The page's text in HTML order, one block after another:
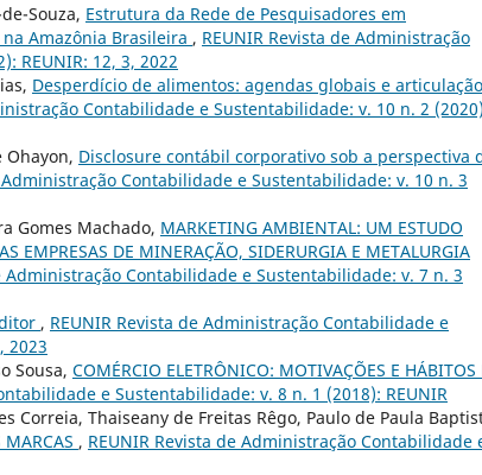
Souza, Estrutura da Rede de Pesquisadores em
Amazônia Brasileira , REUNIR Revista de Administração
REUNIR: 12, 3, 2022
Desperdício de alimentos: agendas globais e articulação
Contabilidade e Sustentabilidade: v. 10 n. 2
Ohayon, Disclosure contábil corporativo sob a perspectiva
Administração Contabilidade e Sustentabilidade: v. 10 n. 3
Gomes Machado, MARKETING AMBIENTAL: UM ESTUDO
EMPRESAS DE MINERAÇÃO, SIDERURGIA E METALURGIA
Administração Contabilidade e Sustentabilidade: v. 7 n. 3
, REUNIR Revista de Administração Contabilidade e
2023
Sousa, COMÉRCIO ELETRÔNICO: MOTIVAÇÕES E HÁBITOS
e Sustentabilidade: v. 8 n. 1 (2018): REUNIR
Thaiseany de Freitas Rêgo, Paulo de Paula
, REUNIR Revista de Administração Contabilidade